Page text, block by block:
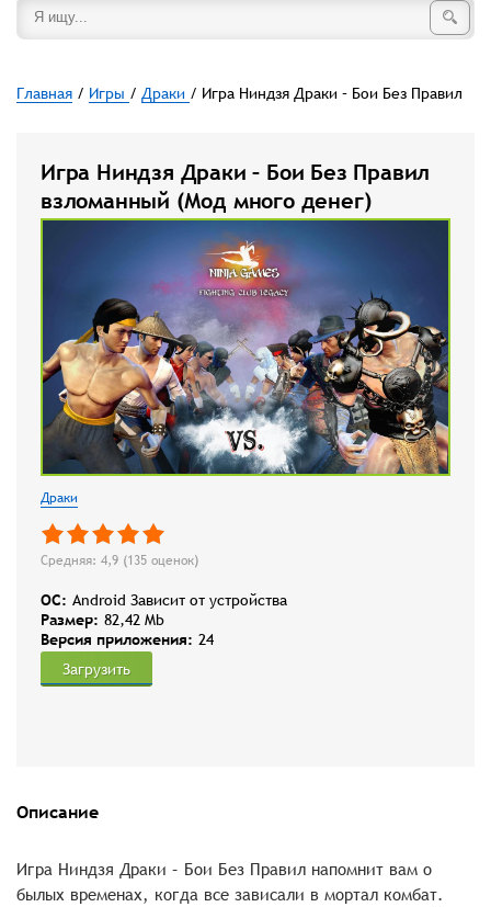
Главная / Игры / Драки / Игра Ниндзя Драки – Бои Без Правил
Игра Ниндзя Драки – Бои Без Правил
взломанный (Мод много денег)
Драки
Средняя: 4,9 (135 оценок)
OC: Android Зависит от устройства
Размер: 82,42 Mb
Версия приложения: 24
Загрузить
Описание
Игра Ниндзя Драки – Бои Без Правил напомнит вам о
былых временах, когда все зависали в мортал комбат.